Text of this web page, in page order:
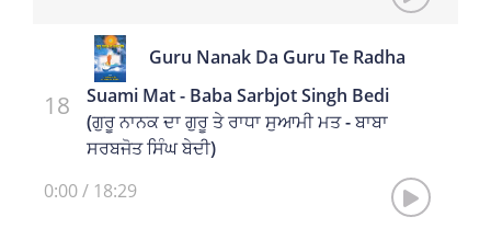
Guru Nanak Da Guru Te Radha
Suami Mat - Baba Sarbjot Singh Bedi
(ਗੁਰੂ ਨਾਨਕ ਦਾ ਗੁਰੂ ਤੇ ਰਾਧਾ ਸੁਆਮੀ ਮਤ - ਬਾਬਾ
ਸਰਬਜੋਤ ਸਿੰਘ ਬੇਦੀ)
0:00/ 18:29